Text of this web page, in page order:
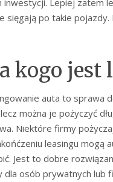
po takie pojazdy.
kogo jest
auta to sprawa
można je pożyczyć
Niektóre firmy
leasingu mogą
Jest to dobre
dla osób prywatnych lub